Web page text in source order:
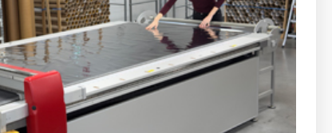
conseillers commerciaux